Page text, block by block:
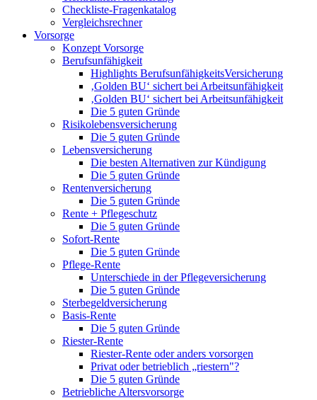
Checkliste-Fragenkatalog
Vergleichsrechner
Vorsorge
Konzept Vorsorge
Berufsunfähigkeit
Highlights BerufsunfähigkeitsVersicherung
‚Golden BU‘ sichert bei Arbeitsunfähigkeit
‚Golden BU‘ sichert bei Arbeitsunfähigkeit
Die 5 guten Gründe
Risikolebensversicherung
Die 5 guten Gründe
Lebensversicherung
Die besten Alternativen zur Kündigung
Die 5 guten Gründe
Rentenversicherung
Die 5 guten Gründe
Rente + Pflegeschutz
Die 5 guten Gründe
Sofort-Rente
Die 5 guten Gründe
Pflege-Rente
Unterschiede in der Pflegeversicherung
Die 5 guten Gründe
Sterbegeldversicherung
Basis-Rente
Die 5 guten Gründe
Riester-Rente
Riester-Rente oder anders vorsorgen
Privat oder betrieblich „riestern"?
Die 5 guten Gründe
Betriebliche Altersvorsorge